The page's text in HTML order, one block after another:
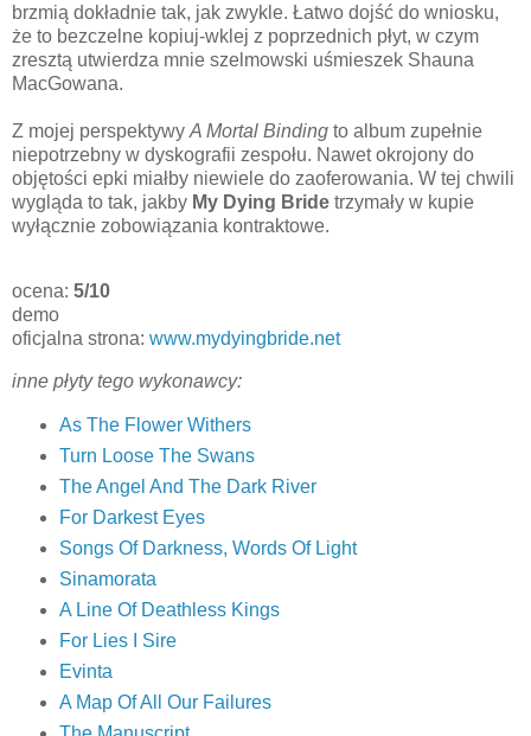
brzmią dokładnie tak, jak zwykle. Łatwo dojść do wniosku,
że to bezczelne kopiuj-wklej z poprzednich płyt, w czym
zresztą utwierdza mnie szelmowski uśmieszek Shauna
MacGowana.
Z mojej perspektywy A Mortal Binding to album zupełnie
niepotrzebny w dyskografii zespołu. Nawet okrojony do
objętości epki miałby niewiele do zaoferowania. W tej chwili
wygląda to tak, jakby My Dying Bride trzymały w kupie
wyłącznie zobowiązania kontraktowe.
ocena: 5/10
demo
oficjalna strona: www.mydyingbride.net
inne płyty tego wykonawcy:
As The Flower Withers
Turn Loose The Swans
The Angel And The Dark River
For Darkest Eyes
Songs Of Darkness, Words Of Light
Sinamorata
A Line Of Deathless Kings
For Lies I Sire
Evinta
A Map Of All Our Failures